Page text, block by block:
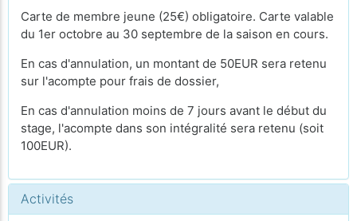
Carte de membre jeune (25€) obligatoire. Carte valable
du 1er octobre au 30 septembre de la saison en cours.
En cas d'annulation, un montant de 50EUR sera retenu
sur l'acompte pour frais de dossier,
En cas d'annulation moins de 7 jours avant le début du
stage, l'acompte dans son intégralité sera retenu (soit
100EUR).
Activités